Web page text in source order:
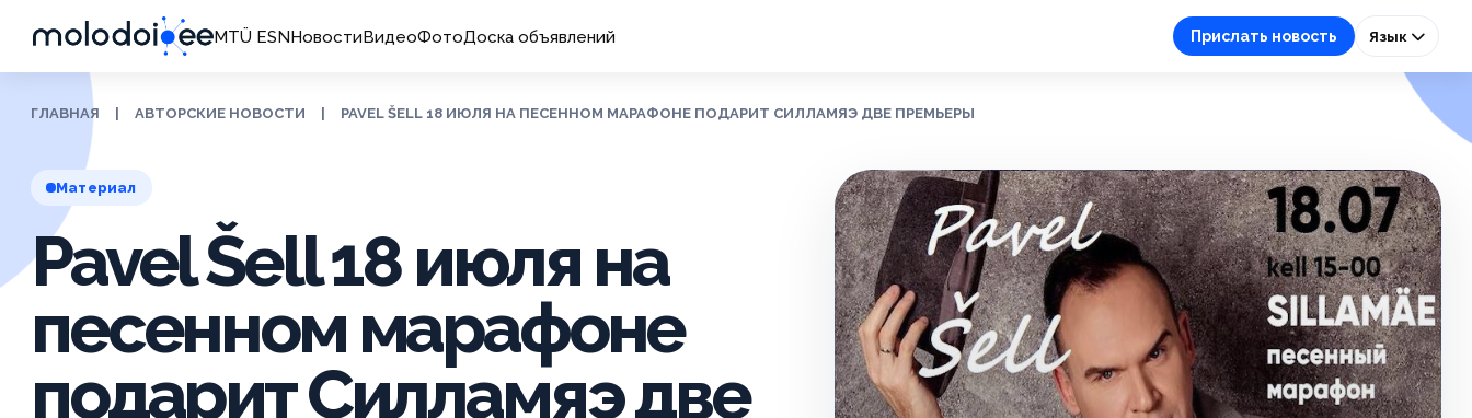
MTÜ ESNНовостиВидеоФотоДоска объявлений Прислать новость Язык
ГЛАВНАЯ АВТОРСКИЕ НОВОСТИ PAVEL ŠELL 18 ИЮЛЯ НА ПЕСЕННОМ МАРАФОНЕ ПОДАРИТ СИЛЛАМЯЭ ДВЕ ПРЕМЬЕРЫ
Материал
Pavel Šell 18 июля на
песенном марафоне
подарит Силламяэ две